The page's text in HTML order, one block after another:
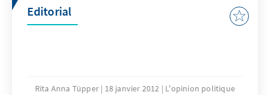
Editorial
Rita Anna Tüpper 18 janvier 2012 L'opinion politique